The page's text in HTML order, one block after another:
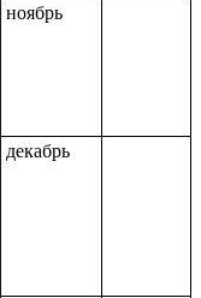
ноябрь
декабрь